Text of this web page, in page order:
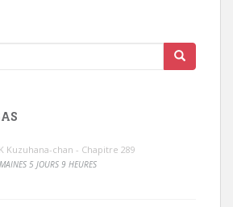
Kuzuhana-chan - Chapitre 289
5 JOURS 9 HEURES